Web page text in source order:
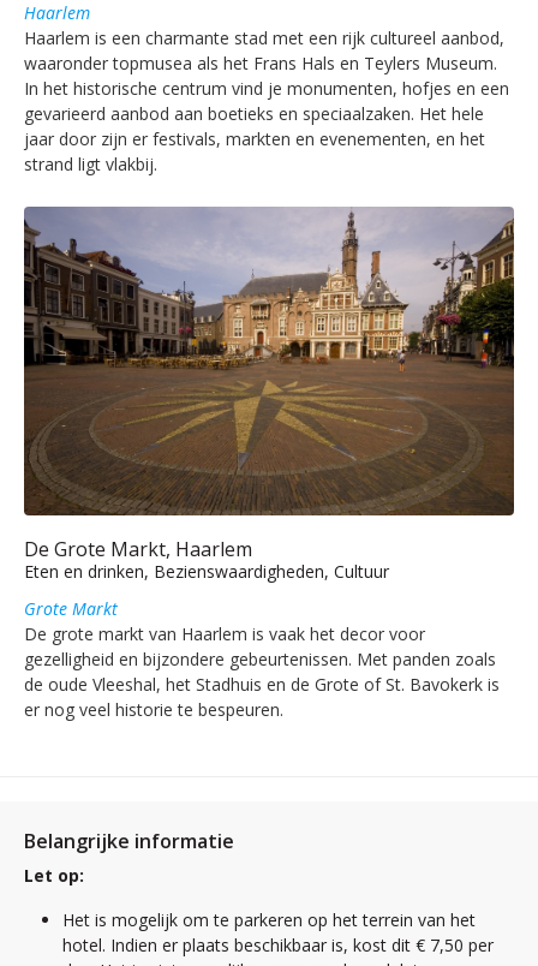
Haarlem
Haarlem is een charmante stad met een rijk cultureel aanbod,
waaronder topmusea als het Frans Hals en Teylers Museum.
In het historische centrum vind je monumenten, hofjes en een
gevarieerd aanbod aan boetieks en speciaalzaken. Het hele
jaar door zijn er festivals, markten en evenementen, en het
strand ligt vlakbij.
De Grote Markt, Haarlem
Eten en drinken, Bezienswaardigheden, Cultuur
Grote Markt
De grote markt van Haarlem is vaak het decor voor
gezelligheid en bijzondere gebeurtenissen. Met panden zoals
de oude Vleeshal, het Stadhuis en de Grote of St. Bavokerk is
er nog veel historie te bespeuren.
Belangrijke informatie
Let op:
Het is mogelijk om te parkeren op het terrein van het
hotel. Indien er plaats beschikbaar is, kost dit € 7,50 per